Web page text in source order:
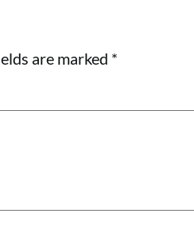
are marked *